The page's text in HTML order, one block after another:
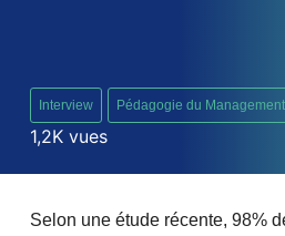
Interview Pédagogie du Management
1,2K vues
Selon une étude récente, 98%